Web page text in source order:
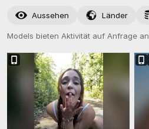
Aussehen Länder
Models bieten Aktivität auf Anfrage an